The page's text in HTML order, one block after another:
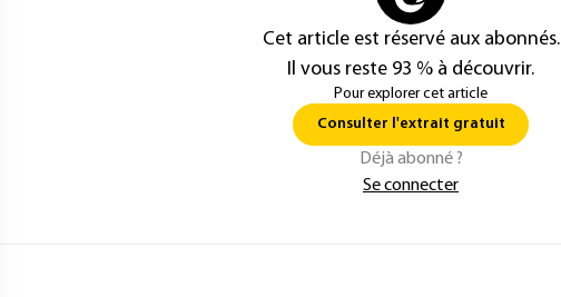
Cet article est réservé aux abonnés.
Il vous reste 93 % à découvrir.
Pour explorer cet article
Consulter l'extrait gratuit
Déjà abonné ?
Se connecter